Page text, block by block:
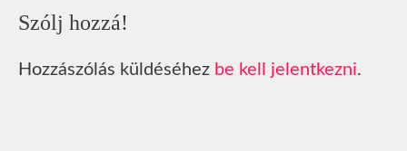
Szólj hozzá!
Hozzászólás küldéséhez be kell jelentkezni.